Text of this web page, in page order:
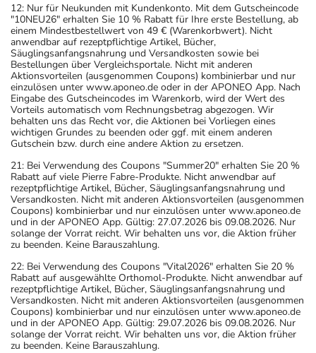
12: Nur für Neukunden mit Kundenkonto. Mit dem Gutscheincode
"10NEU26" erhalten Sie 10 % Rabatt für Ihre erste Bestellung, ab
einem Mindestbestellwert von 49 € (Warenkorbwert). Nicht
anwendbar auf rezeptpflichtige Artikel, Bücher,
Säuglingsanfangsnahrung und Versandkosten sowie bei
Bestellungen über Vergleichsportale. Nicht mit anderen
Aktionsvorteilen (ausgenommen Coupons) kombinierbar und nur
einzulösen unter www.aponeo.de oder in der APONEO App. Nach
Eingabe des Gutscheincodes im Warenkorb, wird der Wert des
Vorteils automatisch vom Rechnungsbetrag abgezogen. Wir
behalten uns das Recht vor, die Aktionen bei Vorliegen eines
wichtigen Grundes zu beenden oder ggf. mit einem anderen
Gutschein bzw. durch eine andere Aktion zu ersetzen.
21: Bei Verwendung des Coupons "Summer20" erhalten Sie 20 %
Rabatt auf viele Pierre Fabre-Produkte. Nicht anwendbar auf
rezeptpflichtige Artikel, Bücher, Säuglingsanfangsnahrung und
Versandkosten. Nicht mit anderen Aktionsvorteilen (ausgenommen
Coupons) kombinierbar und nur einzulösen unter www.aponeo.de
und in der APONEO App. Gültig: 27.07.2026 bis 09.08.2026. Nur
solange der Vorrat reicht. Wir behalten uns vor, die Aktion früher
zu beenden. Keine Barauszahlung.
22: Bei Verwendung des Coupons "Vital2026" erhalten Sie 20 %
Rabatt auf ausgewählte Orthomol-Produkte. Nicht anwendbar auf
rezeptpflichtige Artikel, Bücher, Säuglingsanfangsnahrung und
Versandkosten. Nicht mit anderen Aktionsvorteilen (ausgenommen
Coupons) kombinierbar und nur einzulösen unter www.aponeo.de
und in der APONEO App. Gültig: 29.07.2026 bis 09.08.2026. Nur
solange der Vorrat reicht. Wir behalten uns vor, die Aktion früher
zu beenden. Keine Barauszahlung.